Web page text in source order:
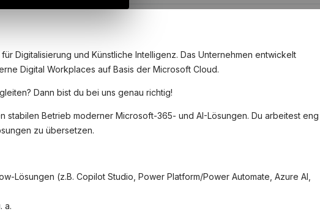
Digitalisierung und Künstliche Intelligenz. Das Unternehmen entwickelt
Digital Workplaces auf Basis der Microsoft Cloud.
Dann bist du bei uns genau richtig!
stabilen Betrieb moderner Microsoft-365- und AI-Lösungen. Du arbeitest eng
zu übersetzen.
Lösungen (z.B. Copilot Studio, Power Platform/Power Automate, Azure AI,
a.